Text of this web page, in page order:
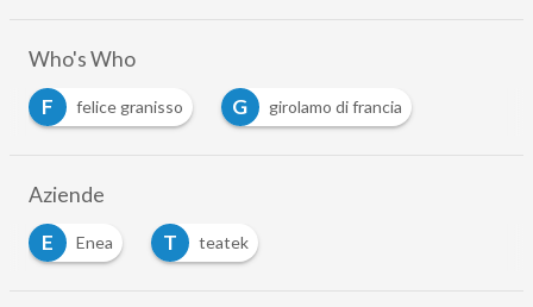
Who's Who
F
felice granisso G
girolamo di francia
Aziende
E
Enea T
teatek